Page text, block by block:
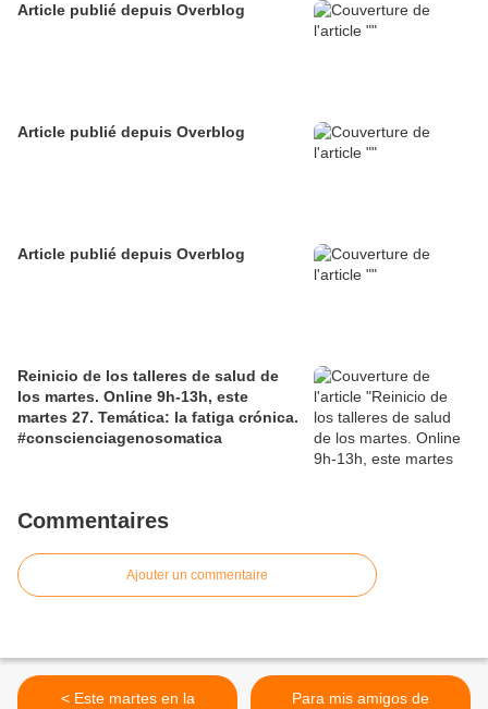
Article publié depuis Overblog
Article publié depuis Overblog
Article publié depuis Overblog
Reinicio de los talleres de salud de
los martes. Online 9h-13h, este
martes 27. Temática: la fatiga crónica.
#conscienciagenosomatica
Commentaires
Ajouter un commentaire
< Este martes en la
Para mis amigos de